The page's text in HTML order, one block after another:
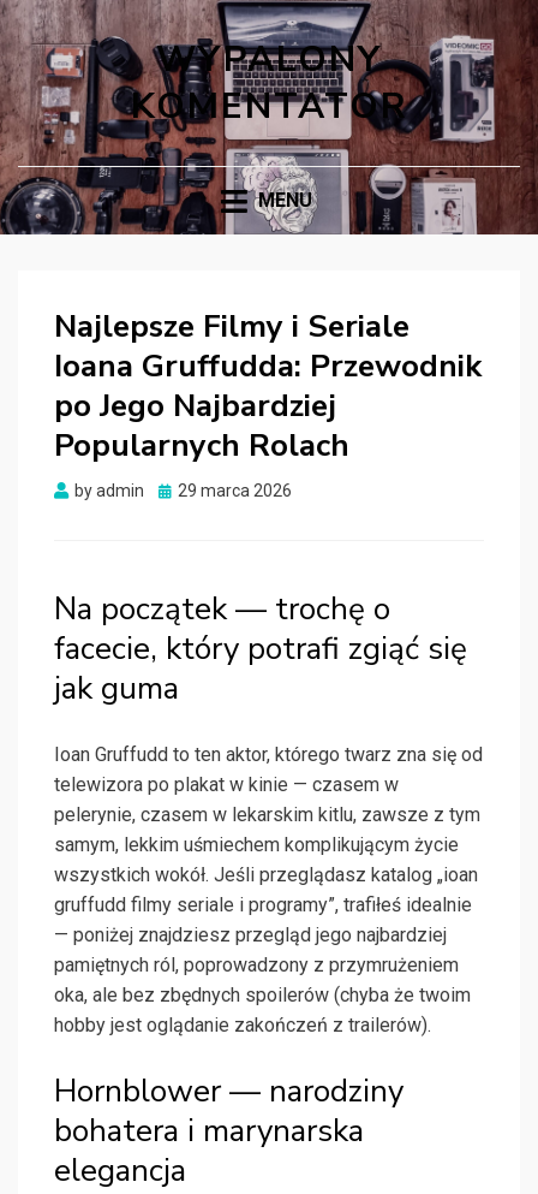
WYPALONY
KOMENTATOR
MENU
Najlepsze Filmy i Seriale
Ioana Gruffudda: Przewodnik
po Jego Najbardziej
Popularnych Rolach
byadmin
Posted
29 marca 2026
Na początek — trochę o
facecie, który potrafi zgiąć się
jak guma
Ioan Gruffudd to ten aktor, którego twarz zna się od
telewizora po plakat w kinie — czasem w
pelerynie, czasem w lekarskim kitlu, zawsze z tym
samym, lekkim uśmiechem komplikującym życie
wszystkich wokół. Jeśli przeglądasz katalog „ioan
gruffudd filmy seriale i programy”, trafiłeś idealnie
— poniżej znajdziesz przegląd jego najbardziej
pamiętnych ról, poprowadzony z przymrużeniem
oka, ale bez zbędnych spoilerów (chyba że twoim
hobby jest oglądanie zakończeń z trailerów).
Hornblower — narodziny
bohatera i marynarska
elegancja